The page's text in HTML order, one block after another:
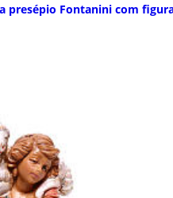
presépio Fontanini com